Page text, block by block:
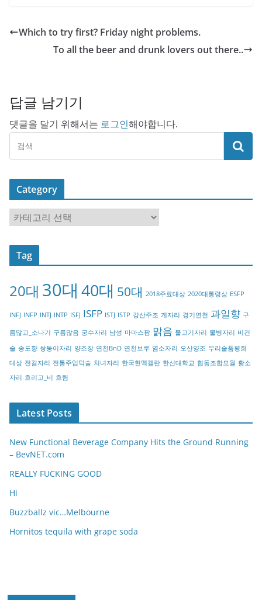
Which to try first? Friday night problems.
To all the beer and drunk lovers out there..
답글 남기기
댓글을 달기 위해서는 로그인해야합니다.
Category
a
t
o
y
Tag
20대 30대 40대 50대 2018주료대상 2020대통령상 ESFP
INFJ INFP INTJ INTP ISFJ ISFP ISTJ ISTP 강산주조 게자리 경기연천 과일향 구
름많고_소나기 구름많음 궁수자리 남성 마마스팜 맑음 물고기자리 물병자리 비건
술 송도향 쌍둥이자리 양조장 연천BnD 연천브루 염소자리 오산양조 우리술품평회
대상 전갈자리 전통주입덕술 처녀자리 한국현멕켈란 한신대학교 협동조합모월 황소
자리 흐리고_비 흐림
Latest Posts
New Functional Beverage Company Hits the Ground Running
– BevNET.com
REALLY FUCKING GOOD
Hi
Buzzballz vic…Melbourne
Hornitos tequila with grape soda